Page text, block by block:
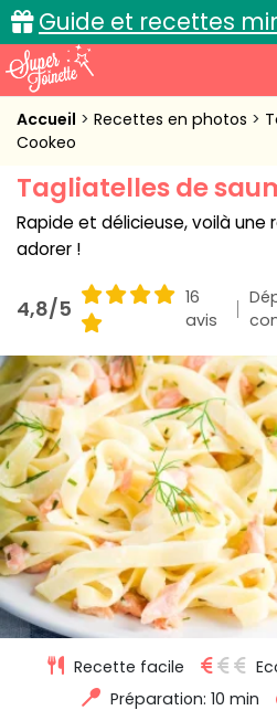
Guide et recettes
Accueil
Cuisine pratique
L'actu cuisine
Accueil Recettes en photos
Cookeo
Tagliatelles de
Rapide et délicieuse, voilà
adorer !
4,8/5
16
avis
Recette facile
Préparation: 10 min